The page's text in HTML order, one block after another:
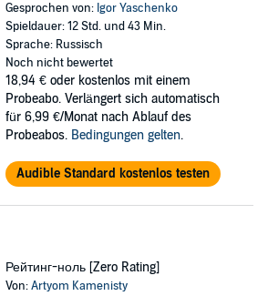
Gesprochen von: Igor Yaschenko
Spieldauer: 12 Std. und 43 Min.
Sprache: Russisch
Noch nicht bewertet
18,94 € oder kostenlos mit einem
Probeabo. Verlängert sich automatisch
für 6,99 €/Monat nach Ablauf des
Probeabos. Bedingungen gelten.
Audible Standard kostenlos testen
Рейтинг-ноль [Zero Rating]
Von:Artyom Kamenisty